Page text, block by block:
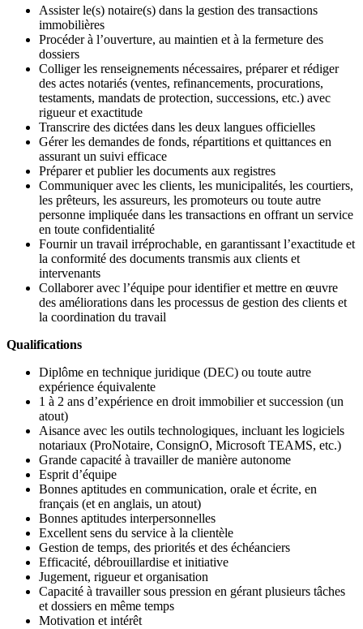
Assister le(s) notaire(s) dans la gestion des transactions
immobilières
Procéder à l’ouverture, au maintien et à la fermeture des
dossiers
Colliger les renseignements nécessaires, préparer et rédiger
des actes notariés (ventes, refinancements, procurations,
testaments, mandats de protection, successions, etc.) avec
rigueur et exactitude
Transcrire des dictées dans les deux langues officielles
Gérer les demandes de fonds, répartitions et quittances en
assurant un suivi efficace
Préparer et publier les documents aux registres
Communiquer avec les clients, les municipalités, les courtiers,
les prêteurs, les assureurs, les promoteurs ou toute autre
personne impliquée dans les transactions en offrant un service
en toute confidentialité
Fournir un travail irréprochable, en garantissant l’exactitude et
la conformité des documents transmis aux clients et
intervenants
Collaborer avec l’équipe pour identifier et mettre en œuvre
des améliorations dans les processus de gestion des clients et
la coordination du travail
Qualifications
Diplôme en technique juridique (DEC) ou toute autre
expérience équivalente
1 à 2 ans d’expérience en droit immobilier et succession (un
atout)
Aisance avec les outils technologiques, incluant les logiciels
notariaux (ProNotaire, ConsignO, Microsoft TEAMS, etc.)
Grande capacité à travailler de manière autonome
Esprit d’équipe
Bonnes aptitudes en communication, orale et écrite, en
français (et en anglais, un atout)
Bonnes aptitudes interpersonnelles
Excellent sens du service à la clientèle
Gestion de temps, des priorités et des échéanciers
Efficacité, débrouillardise et initiative
Jugement, rigueur et organisation
Capacité à travailler sous pression en gérant plusieurs tâches
et dossiers en même temps
Motivation et intérêt